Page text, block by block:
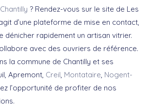
Chantilly ? Rendez-vous sur le site de Les
d’une plateforme de mise en contact,
dénicher rapidement un artisan vitrier.
avec des ouvriers de référence.
la commune de Chantilly et ses
Apremont, Creil Montataire Nogent-
l’opportunité de profiter de nos